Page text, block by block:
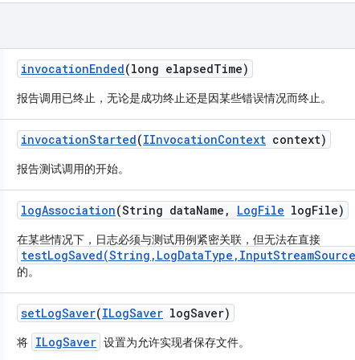
invocationEnded(long elapsedTime)
报告调用已终止，无论是成功终止还是因某些错误情况而终止。
invocationStarted(IInvocationContext context)
报告测试调用的开始。
logAssociation(String dataName , LogFile logFile)
在某些情况下，日志必须与测试用例紧密关联，但无法在直接
的。
setLogSaver(ILogSaver logSaver)
将 ILogSaver 设置为允许实现者保存文件。